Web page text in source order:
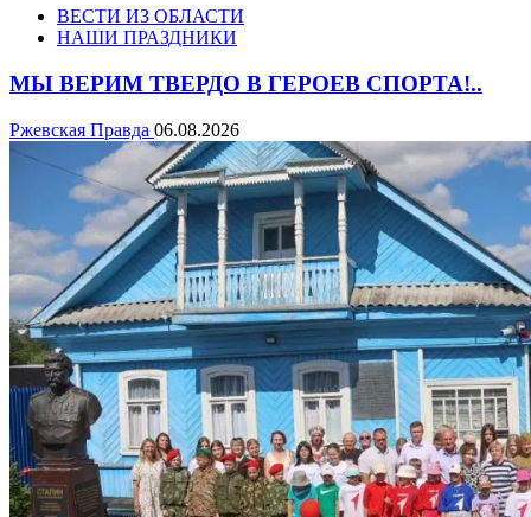
ВЕСТИ ИЗ ОБЛАСТИ
НАШИ ПРАЗДНИКИ
МЫ ВЕРИМ ТВЕРДО В ГЕРОЕВ СПОРТА!..
Ржевская Правда 06.08.2026